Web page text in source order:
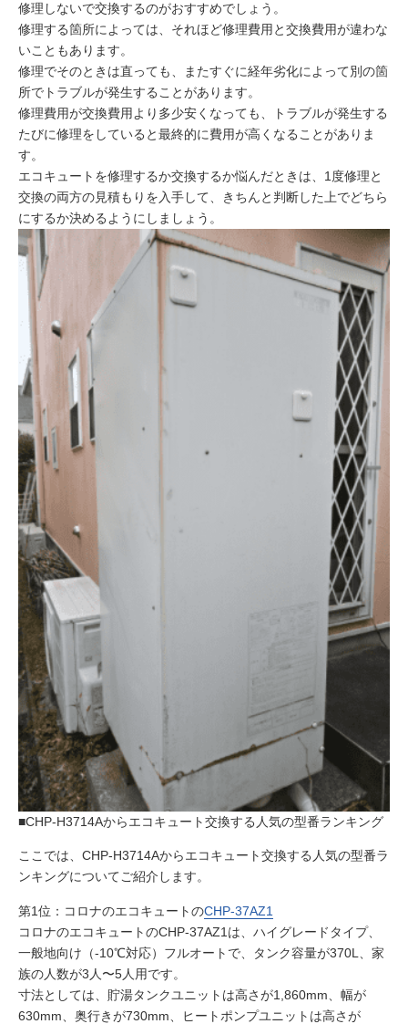
修理しないで交換するのがおすすめでしょう。
修理する箇所によっては、それほど修理費用と交換費用が違わな
いこともあります。
修理でそのときは直っても、またすぐに経年劣化によって別の箇
所でトラブルが発生することがあります。
修理費用が交換費用より多少安くなっても、トラブルが発生する
たびに修理をしていると最終的に費用が高くなることがありま
す。
エコキュートを修理するか交換するか悩んだときは、1度修理と
交換の両方の見積もりを入手して、きちんと判断した上でどちら
にするか決めるようにしましょう。
■CHP-H3714Aからエコキュート交換する人気の型番ランキング
ここでは、CHP-H3714Aからエコキュート交換する人気の型番ラ
ンキングについてご紹介します。
第1位：コロナのエコキュートのCHP-37AZ1
コロナのエコキュートのCHP-37AZ1は、ハイグレードタイプ、
一般地向け（-10℃対応）フルオートで、タンク容量が370L、家
族の人数が3人〜5人用です。
寸法としては、貯湯タンクユニットは高さが1,860mm、幅が
630mm、奥行きが730mm、ヒートポンプユニットは高さが